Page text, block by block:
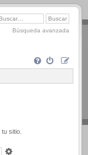
Búsqueda avanzada
sitio.